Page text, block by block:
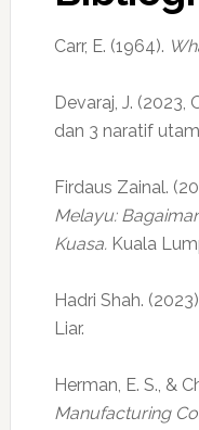
Carr, E. (1964).
Devaraj, J.
dan 3 naratif
Firdaus Zainal.
Melayu:
Kuasa.Kuala
Hadri Shah.
Liar.
Herman, E. S., &
Manufacturing